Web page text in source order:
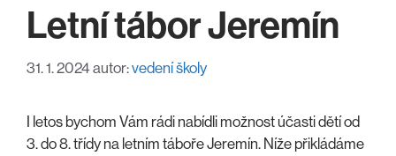
Letní tábor Jeremín
31. 1. 2024autor:vedení školy
I letos bychom Vám rádi nabídli možnost účasti dětí od
3. do 8. třídy na letním táboře Jeremín. Níže přikládáme